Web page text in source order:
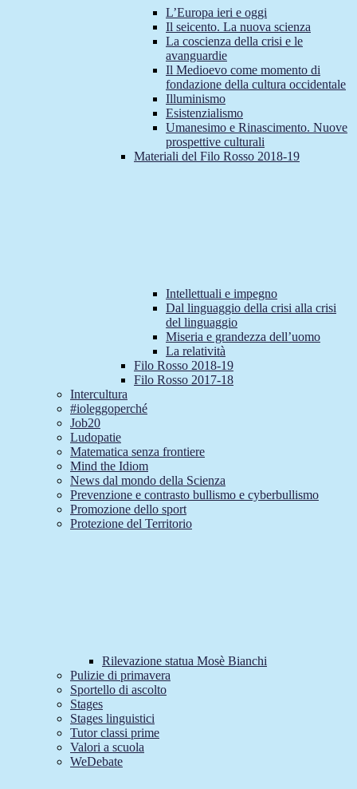
L’Europa ieri e oggi
Il seicento. La nuova scienza
La coscienza della crisi e le
avanguardie
Il Medioevo come momento di
fondazione della cultura occidentale
Illuminismo
Esistenzialismo
Umanesimo e Rinascimento. Nuove
prospettive culturali
Materiali del Filo Rosso 2018-19
Intellettuali e impegno
Dal linguaggio della crisi alla crisi
del linguaggio
Miseria e grandezza dell’uomo
La relatività
Filo Rosso 2018-19
Filo Rosso 2017-18
Intercultura
#ioleggoperché
Job20
Ludopatie
Matematica senza frontiere
Mind the Idiom
News dal mondo della Scienza
Prevenzione e contrasto bullismo e cyberbullismo
Promozione dello sport
Protezione del Territorio
Rilevazione statua Mosè Bianchi
Pulizie di primavera
Sportello di ascolto
Stages
Stages linguistici
Tutor classi prime
Valori a scuola
WeDebate